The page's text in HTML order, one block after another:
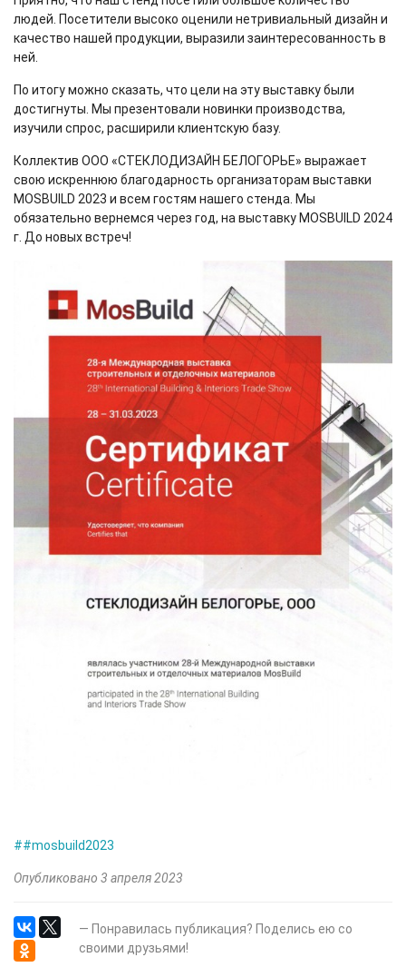
людей. Посетители высоко оценили нетривиальный дизайн и
качество нашей продукции, выразили заинтересованность в
ней.
По итогу можно сказать, что цели на эту выставку были
достигнуты. Мы презентовали новинки производства,
изучили спрос, расширили клиентскую базу.
Коллектив ООО «СТЕКЛОДИЗАЙН БЕЛОГОРЬЕ» выражает
свою искреннюю благодарность организаторам выставки
MOSBUILD 2023 и всем гостям нашего стенда. Мы
обязательно вернемся через год, на выставку MOSBUILD 2024
г. До новых встреч!
##mosbuild2023
Опубликовано 3 апреля 2023
— Понравилась публикация? Поделись ею со
своими друзьями!